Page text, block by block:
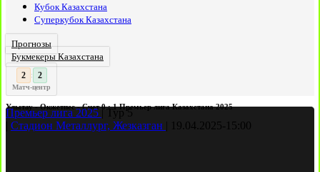
Кубок Казахстана
Суперкубок Казахстана
Прогнозы
Букмекеры Казахстана
3 : 3
Матч-центр
Улытау - Окжетпес - Счет 0 : 1 Премьер лига Казахстана 2025
Премьер лига 2025
Тур 5
Стадион Металлург, Жезказган 19.04.2025- 15:00